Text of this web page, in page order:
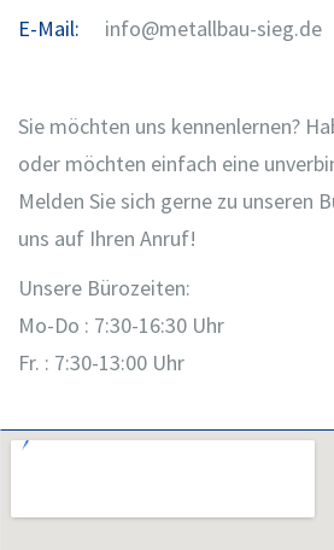
E-Mail:
info@metallbau-sieg.de
Sie möchten uns kennenlernen?
oder möchten einfach eine
Melden Sie sich gerne zu unseren
uns auf Ihren Anruf!
Unsere Bürozeiten:
Mo-Do : 7:30-16:30 Uhr
Fr. : 7:30-13:00 Uhr